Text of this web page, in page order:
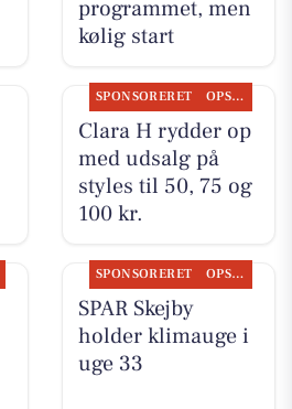
programmet, men
kølig start
SPONSORERET OPSLAGSTAVLEN
Clara H rydder op
med udsalg på
styles til 50, 75 og
100 kr.
SPONSORERET OPSLAGSTAVLEN
SPAR Skejby
holder klimauge i
uge 33